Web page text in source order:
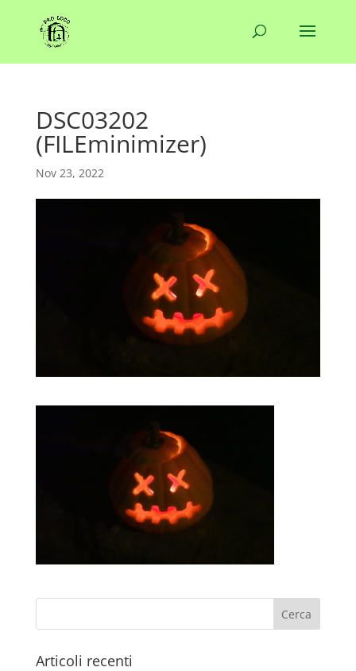
DSC03202
(FILEminimizer)
Nov 23, 2022
Articoli recenti